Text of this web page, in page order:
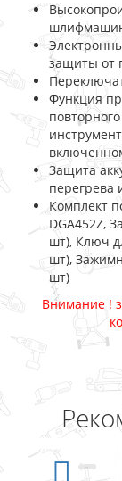
защиты от
Функция
Защита
перегрева
Комплект
DGA452Z,
шт), Ключ
шт),
шт)
Внимание !